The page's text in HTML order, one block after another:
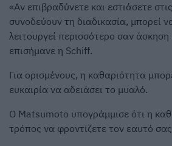
«Αν επιβραδύνετε και εστιάσετε
συνοδεύουν τη διαδικασία, μπορεί
λειτουργεί περισσότερο σαν
επισήμανε η Schiff.
Για ορισμένους, η καθαριότητα
ευκαιρία να αδειάσει το μυαλό.
Ο Matsumoto υπογράμμισε ότι η
τρόπος να φροντίζετε τον εαυτό